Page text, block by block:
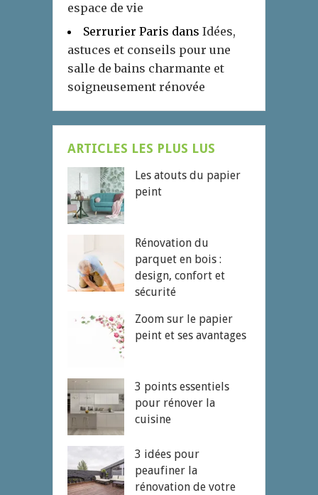
espace de vie
Serrurier Paris dans Idées,
astuces et conseils pour une
salle de bains charmante et
soigneusement rénovée
ARTICLES LES PLUS LUS
Les atouts du papier
peint
Rénovation du
parquet en bois :
design, confort et
sécurité
Zoom sur le papier
peint et ses avantages
3 points essentiels
pour rénover la
cuisine
3 idées pour
peaufiner la
rénovation de votre